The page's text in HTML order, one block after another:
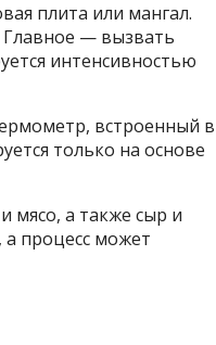
плита или мангал.
Главное — вызвать
интенсивностью
встроенный в
только на основе
мясо, а также сыр и
а процесс может